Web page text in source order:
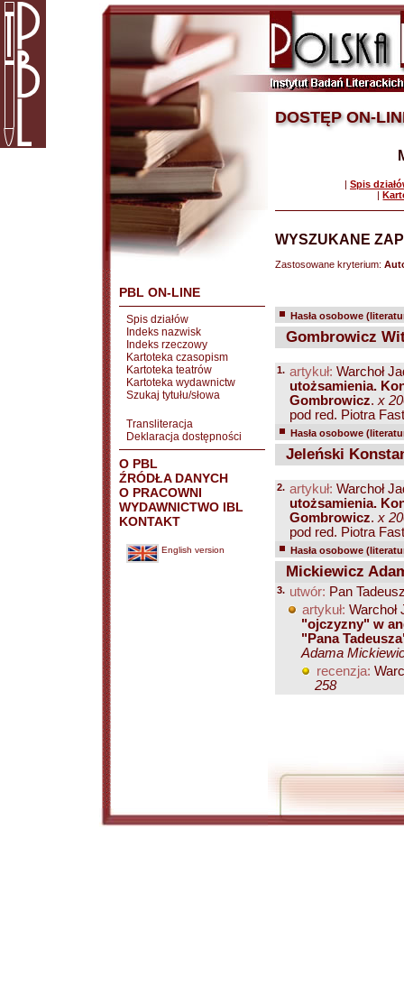
PBL ON-LINE
Spis działów
Indeks nazwisk
Indeks rzeczowy
Kartoteka czasopism
Kartoteka teatrów
Kartoteka wydawnictw
Szukaj tytułu/słowa
Transliteracja
Deklaracja dostępności
O PBL
ŹRÓDŁA DANYCH
O PRACOWNI
WYDAWNICTWO IBL
KONTAKT
English version
DOSTĘP ON-
| Spis
|
WYSZUKANE
Zastosowane kryterium:
Hasła osobowe
Gombrowicz
1. artykuł: Warchoł
utożsamienia.
Gombrowicz. x
pod red. Piotra
Hasła osobowe
Jeleński
2. artykuł: Warchoł
utożsamienia.
Gombrowicz. x
pod red. Piotra
Hasła osobowe
Mickiewicz
3. utwór: Pan
artykuł:
"ojczyzny" w
"Pana
Adama
recenzja:
258